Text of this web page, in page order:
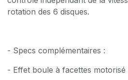
rotation des 6 disques.
- Specs complémentaires :
- Effet boule à facettes motorisé